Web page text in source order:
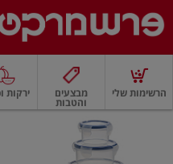
דלג לתפריט הקטגוריות
דלג לתוכן הראשי
דלג לתפריט התחתון
הרשימות שלי מבצעים
והטבות
ירקות
ירקותירקותעלים ועשבי תיבול